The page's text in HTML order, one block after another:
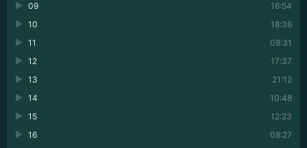
16:54
09
18:36
10
08:31
11
17:37
12
21:12
13
10:48
14
12:23
15
08:27
16